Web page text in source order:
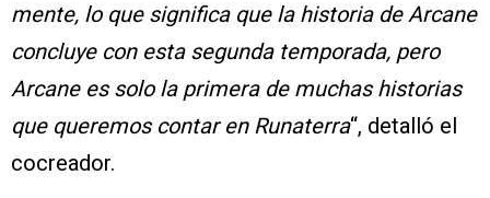
mente, lo que significa que la historia de Arcane
concluye con esta segunda temporada, pero
Arcane es solo la primera de muchas historias
que queremos contar en Runaterra“, detalló el
cocreador.